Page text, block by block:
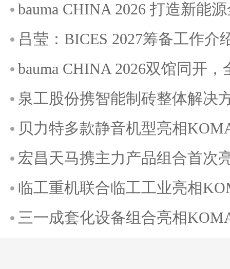
bauma CHINA 2026 打造新能
吕莹：BICES 2027筹备工作介
bauma CHINA 2026双馆同开
泉工股份携智能制砖整体解决
贝力特多款静音机型亮相
宏昌天马携主力产品组合首次
临工重机联合临工工业亮相
三一成套化设备组合亮相